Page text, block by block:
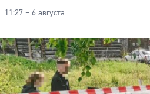
11:27 – 6 августа